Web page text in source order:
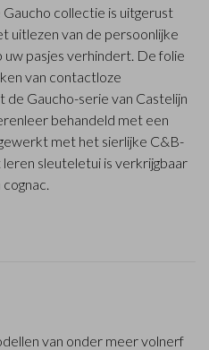
collectie is uitgerust
uitlezen van de persoonlijke
uw pasjes verhindert. De folie
van contactloze
Gaucho-serie van Castelijn
behandeld met een
met het sierlijke C&B-
sleuteletui is verkrijgbaar
van onder meer volnerf